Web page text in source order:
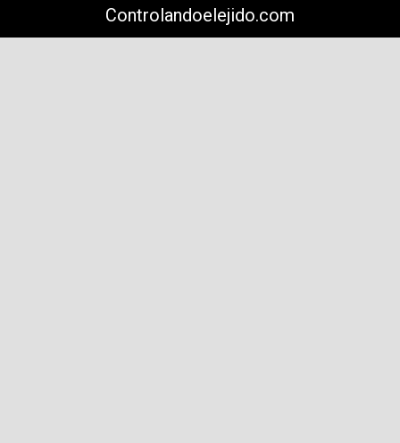
Controlandoelejido.com